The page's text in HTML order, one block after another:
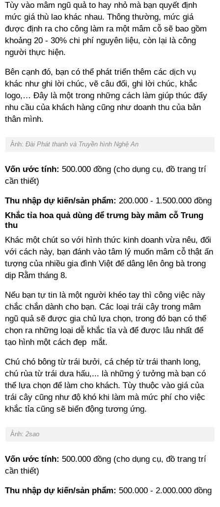
Tùy vào mâm ngũ quả to hay nhỏ mà bạn quyết định
mức giá thù lao khác nhau. Thông thường, mức giá
được định ra cho công làm ra một mâm cỗ sẽ bao gồm
khoảng 20 - 30% chi phí nguyên liệu, còn lại là công
người thực hiện.
Bên cạnh đó, bạn có thể phát triển thêm các dịch vụ
khác như ghi lời chúc, vẽ câu đối, ghi lời chúc, khắc
logo,… Đây là một trong những cách làm giúp thúc đẩy
nhu cầu của khách hàng cũng như doanh thu của bản
thân mình.
Ảnh: Đài Phát thanh và Truyền hình Nghệ An
Vốn ước tính: 500.000 đồng (cho dụng cụ, đồ trang trí
cần thiết)
Thu nhập dự kiến/sản phẩm: 200.000 - 1.500.000 đồng
Khắc tỉa hoa quả dùng để trưng bày mâm cỗ Trung
thu
Khác một chút so với hình thức kinh doanh vừa nêu, đối
với cách này, bạn đánh vào tâm lý muốn mâm cỗ thật ấn
tượng của nhiều gia đình Việt để dâng lên ông bà trong
dịp Rằm tháng 8.
Nếu bạn tự tin là một người khéo tay thì công việc này
chắc chắn dành cho bạn. Các loại trái cây trong mâm
ngũ quả sẽ được gia chủ lựa chọn, trong đó bạn có thể
chọn ra những loại dễ khắc tỉa và để được lâu nhất để
tạo hình một cách đẹp mắt.
Chú chó bông từ trái bưởi, cá chép từ trái thanh long,
chú rùa từ trái dưa hấu,... là những ý tưởng mà bạn có
thể lựa chọn để làm cho khách. Tùy thuộc vào giá của
trái cây cũng như độ khó khi làm mà mức phí cho việc
khắc tỉa cũng sẽ biến động tương ứng.
Ảnh: 2sao
Vốn ước tính: 500.000 đồng (cho dụng cụ, đồ trang trí
cần thiết)
Thu nhập dự kiến/sản phẩm: 500.000 - 2.000.000 đồng